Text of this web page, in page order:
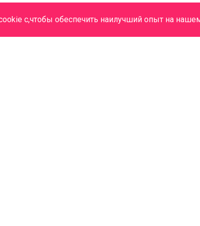
с,чтобы обеспечить наилучший опыт на нашем